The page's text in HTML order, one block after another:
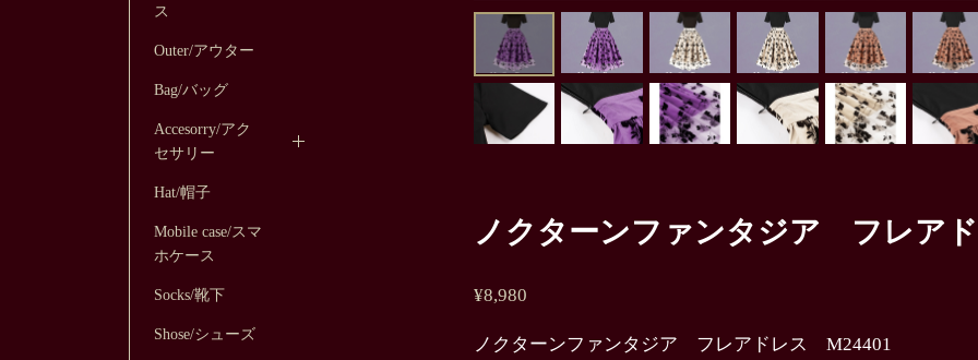
ノクターンファンタジア フレア
¥8,980
ノクターンファンタジア フレアドレス M24401
ス
Outer/アウター
Bag/バッグ
Accesorry/アク
セサリー
Hat/帽子
Mobile case/スマ
ホケース
Socks/靴下
Shose/シューズ